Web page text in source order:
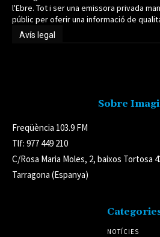
l'Ebre. Tot i ser una emissora privada
públic per oferir una informació de
Avís legal
Sobre
Freqüència 103.9 FM
Tlf: 977 449 210
C/Rosa Maria Moles, 2, baixos Tortosa
Tarragona (Espanya)
NOTÍCIES